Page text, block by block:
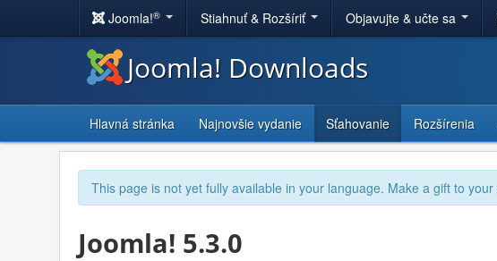
Joomla!® Stiahnuť & Rozšíriť Objavujte & učte sa
Joomla! Downloads
Hlavná stránka Najnovšie vydanie Sťahovanie Rozšírenia
This page is not yet fully available in your language. Make a gift to
Joomla! 5.3.0